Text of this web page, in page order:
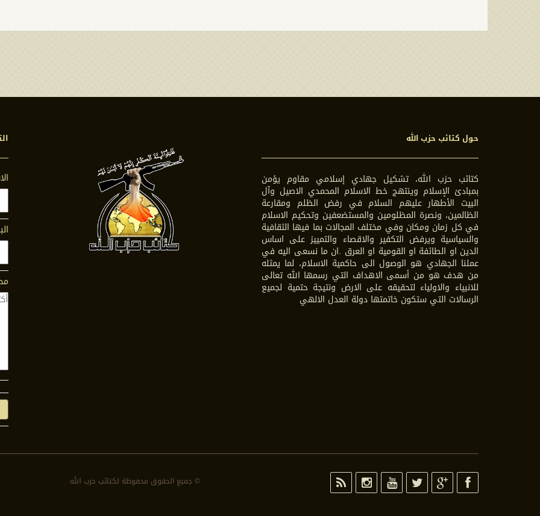
حول كتائب حزب الله
كتائب حزب الله، تشكيل جهادي إسلامي مقاوم يؤمن
بمبادئ الإسلام وينتهج خط الاسلام المحمدي الاصيل وآل
البيت الأطهار عليهم السلام في رفض الظلم ومقارعة
الظالمين، ونصرة المظلومين والمستضعفين وتحكيم الاسلام
في كل زمان ومكان وفي مختلف المجالات بما فيها الثقافية
والسياسية ويرفض التكفير والاقصاء والتمييز على اساس
الدين او الطائفة او القومية او العرق .ان ما نسعى اليه في
عملنا الجهادي هو الوصول الى حاكمية الاسلام، لما يمثله
من هدف هو من أسمى الاهداف التي رسمها الله تعالى
للانبياء والاولياء لتحقيقه على الارض ونتيجة حتمية لجميع
الرسالات التي ستكون خاتمتها دولة العدل الالهي
© جمیع الحقوق محفوظة لكتائب حزب الله